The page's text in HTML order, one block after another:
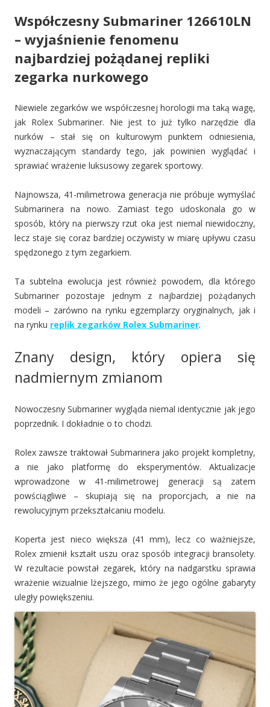
Współczesny Submariner 126610LN
– wyjaśnienie fenomenu
najbardziej pożądanej repliki
zegarka nurkowego
Niewiele zegarków we współczesnej horologii ma taką wagę,
jak Rolex Submariner. Nie jest to już tylko narzędzie dla
nurków – stał się on kulturowym punktem odniesienia,
wyznaczającym standardy tego, jak powinien wyglądać i
sprawiać wrażenie luksusowy zegarek sportowy.
Najnowsza, 41-milimetrowa generacja nie próbuje wymyślać
Submarinera na nowo. Zamiast tego udoskonala go w
sposób, który na pierwszy rzut oka jest niemal niewidoczny,
lecz staje się coraz bardziej oczywisty w miarę upływu czasu
spędzonego z tym zegarkiem.
Ta subtelna ewolucja jest również powodem, dla którego
Submariner pozostaje jednym z najbardziej pożądanych
modeli – zarówno na rynku egzemplarzy oryginalnych, jak i
na rynku replik zegarków Rolex Submariner.
Znany design, który opiera się
nadmiernym zmianom
Nowoczesny Submariner wygląda niemal identycznie jak jego
poprzednik. I dokładnie o to chodzi.
Rolex zawsze traktował Submarinera jako projekt kompletny,
a nie jako platformę do eksperymentów. Aktualizacje
wprowadzone w 41-milimetrowej generacji są zatem
powściągliwe – skupiają się na proporcjach, a nie na
rewolucyjnym przekształcaniu modelu.
Koperta jest nieco większa (41 mm), lecz co ważniejsze,
Rolex zmienił kształt uszu oraz sposób integracji bransolety.
W rezultacie powstał zegarek, który na nadgarstku sprawia
wrażenie wizualnie lżejszego, mimo że jego ogólne gabaryty
uległy powiększeniu.